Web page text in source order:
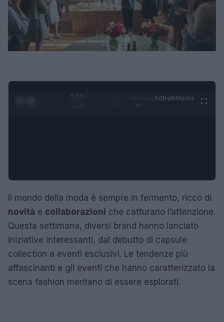
0:29 /
AdhubMedia
Il mondo della moda è sempre in fermento, ricco di
novità e collaborazioni che catturano l’attenzione.
Questa settimana, diversi brand hanno lanciato
iniziative interessanti, dal debutto di capsule
collection a eventi esclusivi. Le tendenze più
affascinanti e gli eventi che hanno caratterizzato la
scena fashion meritano di essere esplorati.